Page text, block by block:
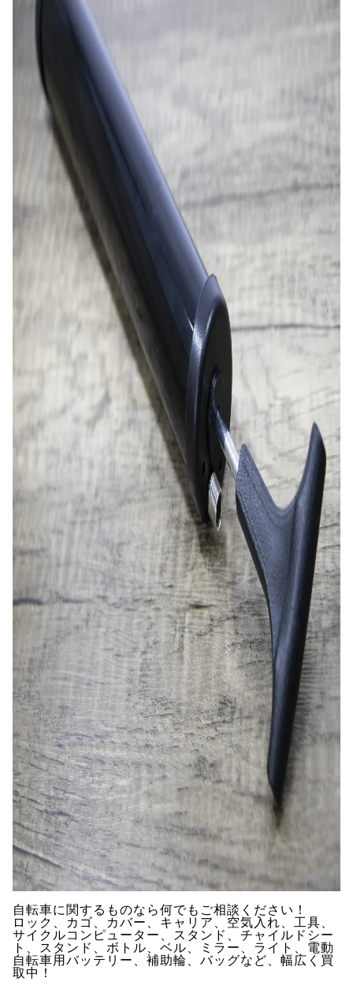
自転車に関するものなら何でもご相談ください！
ロック、カゴ、カバー、キャリア、空気入れ、工具、
サイクルコンピューター、スタンド、チャイルドシー
ト、スタンド、ボトル、ベル、ミラー、ライト、電動
自転車用バッテリー、補助輪、バッグなど、幅広く買
取中！